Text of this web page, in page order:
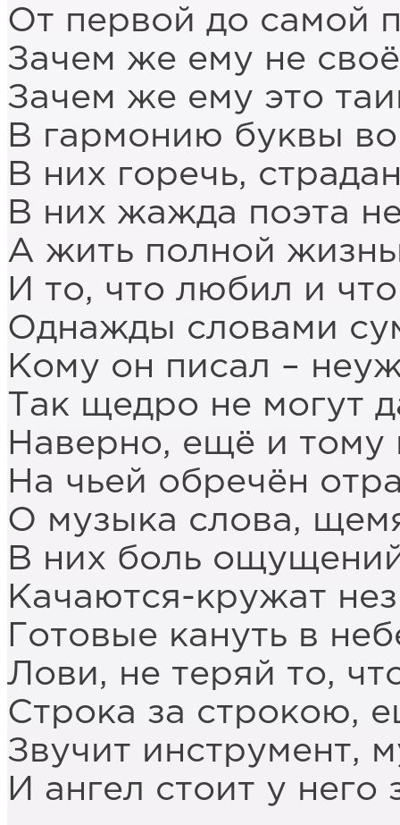
От первой до самой
Зачем же ему не
Зачем же ему это
В гармонию буквы
В них горечь,
В них жажда поэта
А жить полной
И то, что любил и
Однажды словами
Кому он писал –
Так щедро не могут
Наверно, ещё и тому
На чьей обречён
О музыка слова,
В них боль
Качаются-кружат
Готовые кануть в
Лови, не теряй то,
Строка за строкою,
Звучит инструмент,
И ангел стоит у него